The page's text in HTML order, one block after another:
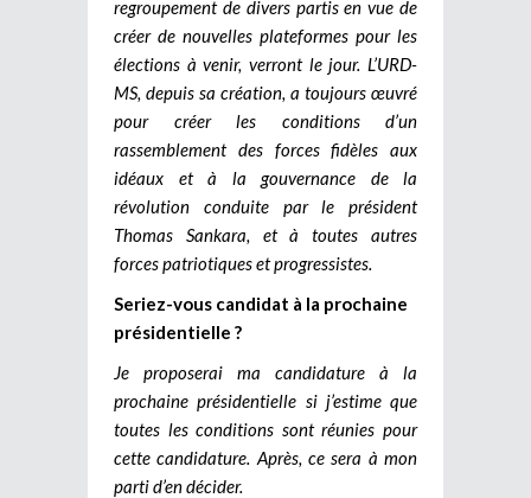
regroupement de divers partis en vue de
créer de nouvelles plateformes pour les
élections à venir, verront le jour. L’URD-
MS, depuis sa création, a toujours œuvré
pour créer les conditions d’un
rassemblement des forces fidèles aux
idéaux et à la gouvernance de la
révolution conduite par le président
Thomas Sankara, et à toutes autres
forces patriotiques et progressistes.
Seriez-vous candidat à la prochaine
présidentielle ?
Je proposerai ma candidature à la
prochaine présidentielle si j’estime que
toutes les conditions sont réunies pour
cette candidature. Après, ce sera à mon
parti d’en décider.